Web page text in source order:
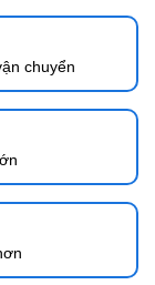
chuyển